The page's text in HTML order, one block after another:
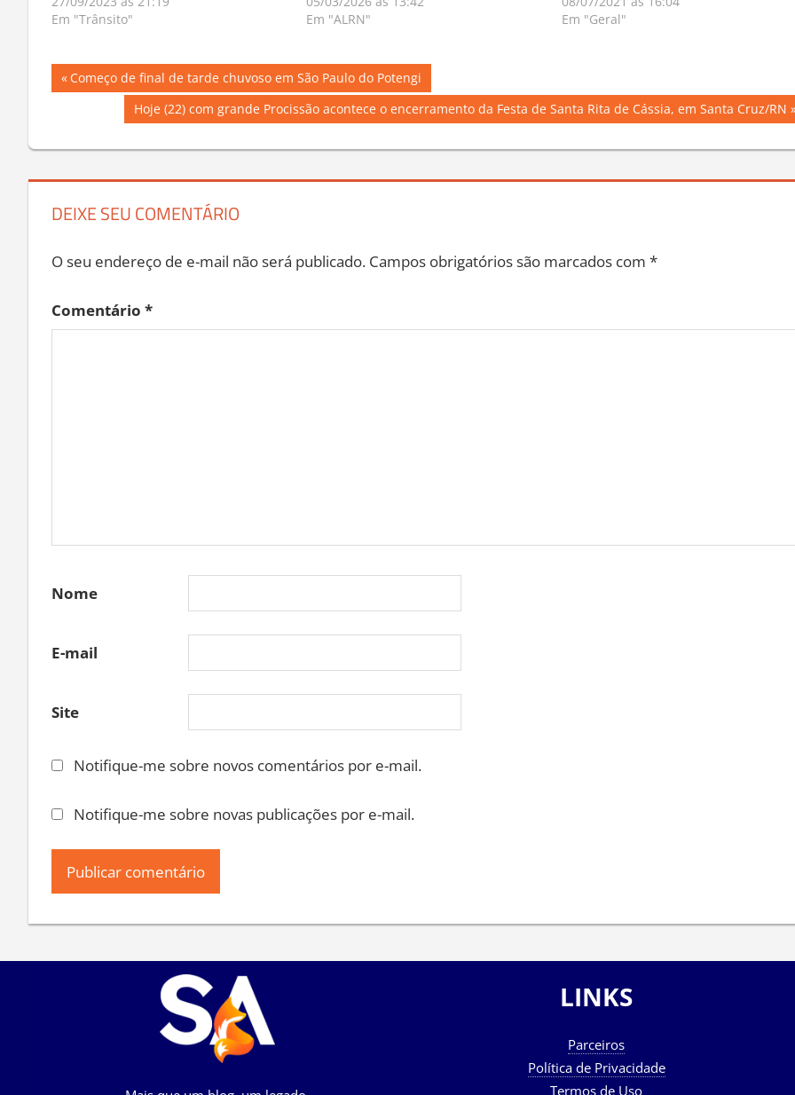
Em "Trânsito"
Em "ALRN"
Em "Geral"
Navegação
Post
Previous
Post:
Começo de final de tarde chuvoso em São Paulo do Potengi
Next
Post:
Hoje (22) com grande Procissão acontece o encerramento da Festa de Santa Rita de Cássia, em Santa Cruz/RN
DEIXE SEU COMENTÁRIO
O seu endereço de e-mail não será publicado. Campos obrigatórios são marcados com *
Comentário *
Nome
E-mail
Site
Notifique-me sobre novos comentários por e-mail.
Notifique-me sobre novas publicações por e-mail.
LINKS
Parceiros
Política de Privacidade
Termos de Uso